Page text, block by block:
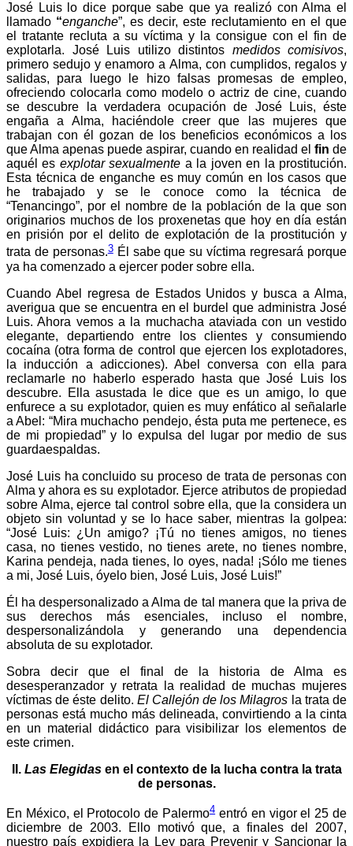
José Luis lo dice porque sabe que ya realizó con Alma el
llamado “enganche”, es decir, este reclutamiento en el que
el tratante recluta a su víctima y la consigue con el fin de
explotarla. José Luis utilizo distintos medidos comisivos,
primero sedujo y enamoro a Alma, con cumplidos, regalos y
salidas, para luego le hizo falsas promesas de empleo,
ofreciendo colocarla como modelo o actriz de cine, cuando
se descubre la verdadera ocupación de José Luis, éste
engaña a Alma, haciéndole creer que las mujeres que
trabajan con él gozan de los beneficios económicos a los
que Alma apenas puede aspirar, cuando en realidad el fin de
aquél es explotar sexualmente a la joven en la prostitución.
Esta técnica de enganche es muy común en los casos que
he trabajado y se le conoce como la técnica de
“Tenancingo”, por el nombre de la población de la que son
originarios muchos de los proxenetas que hoy en día están
en prisión por el delito de explotación de la prostitución y
trata de personas.3Él sabe que su víctima regresará porque
ya ha comenzado a ejercer poder sobre ella.
Cuando Abel regresa de Estados Unidos y busca a Alma,
averigua que se encuentra en el burdel que administra José
Luis. Ahora vemos a la muchacha ataviada con un vestido
elegante, departiendo entre los clientes y consumiendo
cocaína (otra forma de control que ejercen los explotadores,
la inducción a adicciones). Abel conversa con ella para
reclamarle no haberlo esperado hasta que José Luis los
descubre. Ella asustada le dice que es un amigo, lo que
enfurece a su explotador, quien es muy enfático al señalarle
a Abel: “Mira muchacho pendejo, ésta puta me pertenece, es
de mi propiedad” y lo expulsa del lugar por medio de sus
guardaespaldas.
José Luis ha concluido su proceso de trata de personas con
Alma y ahora es su explotador. Ejerce atributos de propiedad
sobre Alma, ejerce tal control sobre ella, que la considera un
objeto sin voluntad y se lo hace saber, mientras la golpea:
“José Luis: ¿Un amigo? ¡Tú no tienes amigos, no tienes
casa, no tienes vestido, no tienes arete, no tienes nombre,
Karina pendeja, nada tienes, lo oyes, nada! ¡Sólo me tienes
a mi, José Luis, óyelo bien, José Luis, José Luis!”
Él ha despersonalizado a Alma de tal manera que la priva de
sus derechos más esenciales, incluso el nombre,
despersonalizándola y generando una dependencia
absoluta de su explotador.
Sobra decir que el final de la historia de Alma es
desesperanzador y retrata la realidad de muchas mujeres
víctimas de éste delito. El Callejón de los Milagros la trata de
personas está mucho más delineada, convirtiendo a la cinta
en un material didáctico para visibilizar los elementos de
este crimen.
II.Las Elegidas en el contexto de la lucha contra la trata
de personas.
En México, el Protocolo de Palermo4 entró en vigor el 25 de
diciembre de 2003. Ello motivó que, a finales del 2007,
nuestro país expidiera la Ley para Prevenir y Sancionar la